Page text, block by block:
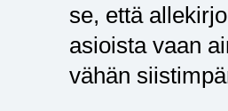
se, että
asioista vaan
vähän